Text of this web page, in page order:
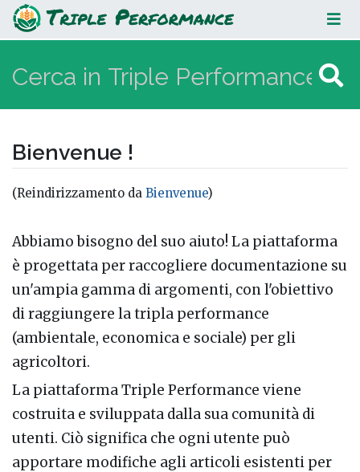
Benvenuti
Bienvenue !
(Reindirizzamento da Bienvenue)
Abbiamo bisogno del suo aiuto! La piattaforma
è progettata per raccogliere documentazione su
un'ampia gamma di argomenti, con l'obiettivo
di raggiungere la tripla performance
(ambientale, economica e sociale) per gli
agricoltori.
La piattaforma Triple Performance viene
costruita e sviluppata dalla sua comunità di
utenti. Ciò significa che ogni utente può
apportare modifiche agli articoli esistenti per